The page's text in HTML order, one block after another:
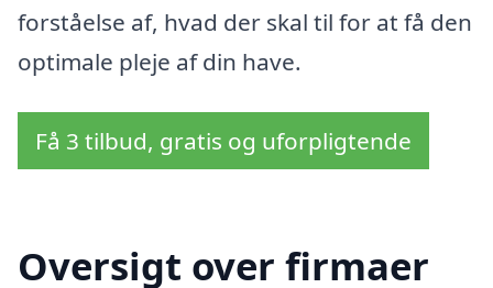
forståelse af, hvad der skal til for at få den
optimale pleje af din have.
Få 3 tilbud, gratis og uforpligtende
Oversigt over firmaer